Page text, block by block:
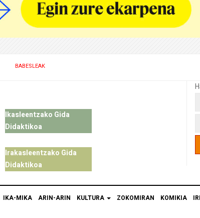
BABESLEAK
Ikasleentzako Gida
Didaktikoa
Irakasleentzako Gida
Didaktikoa
IKA-MIKA ARIN-ARIN KULTURA ZOKOMIRAN KOMIKIA